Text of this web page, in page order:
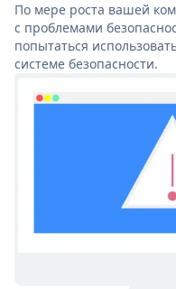
По мере роста вашей
с проблемами
попытаться
системе безопасности.